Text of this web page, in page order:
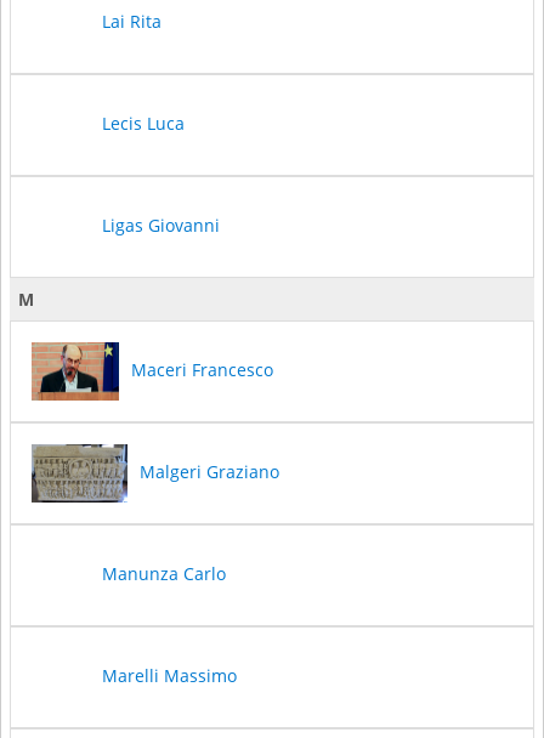
Lai Rita
Lecis Luca
Ligas Giovanni
M
Maceri Francesco
Malgeri Graziano
Manunza Carlo
Marelli Massimo